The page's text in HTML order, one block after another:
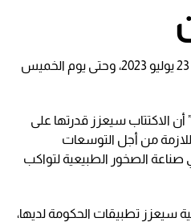
واستمرت فترة الطرح من يوم 23 يوليو 2023، وحتى يوم الخميس
أن الاكتتاب سيعزز قدرتها على
من أجل التوسعات
صناعة الصخور الطبيعية لتواكب
سيعزز تطبيقات الحكومة لديها،